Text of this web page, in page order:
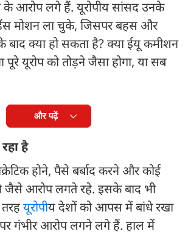
आरोप लगे हैं. यूरोपीय सांसद उनके
मोशन ला चुके, जिसपर बहस और
बाद क्या हो सकता है? क्या ईयू कमीशन
पूरे यूरोप को तोड़ने जैसा होगा, या सब
और पढ़ें
है
होने, पैसे बर्बाद करने और कोई
आरोप लगते रहे. इसके बाद भी
यूरोपीय देशों को आपस में बांधे रखा
गंभीर आरोप लगने लगे हैं. हाल में